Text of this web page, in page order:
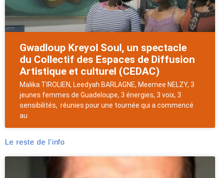
Gwadloup Kreyol Soul, un spectacle
du Collectif des Espaces de Diffusion
Artistique et culturel (CEDAC)
Malika TIROLIEN, Leedyah BARLAGNE, Meemee NELZY, 3
jeunes femmes de Guadeloupe, 3 énergies, 3 voix, 3
sensibilités, réunies pour une tournée qui a commencé
au
Le reste de l'info